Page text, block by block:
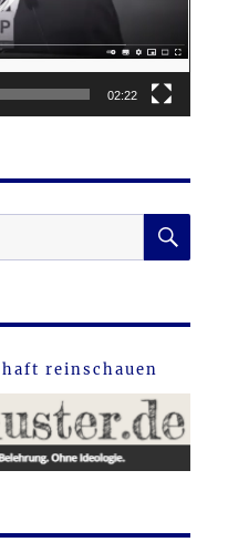
02:22
reinschauen